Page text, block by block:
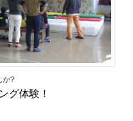
か?
グ体験！